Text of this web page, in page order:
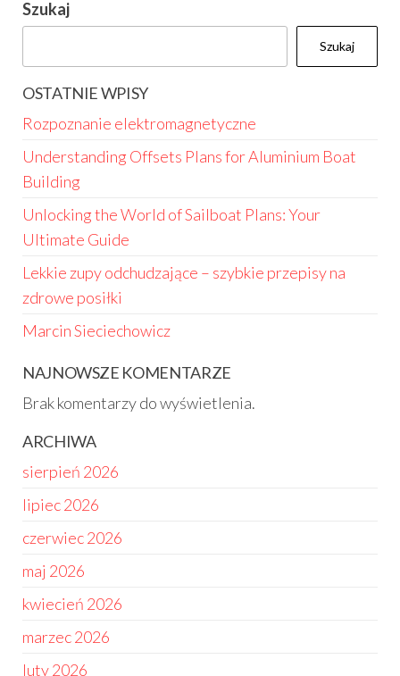
Szukaj
Szukaj
OSTATNIE WPISY
Rozpoznanie elektromagnetyczne
Understanding Offsets Plans for Aluminium Boat
Building
Unlocking the World of Sailboat Plans: Your
Ultimate Guide
Lekkie zupy odchudzające – szybkie przepisy na
zdrowe posiłki
Marcin Sieciechowicz
NAJNOWSZE KOMENTARZE
Brak komentarzy do wyświetlenia.
ARCHIWA
sierpień 2026
lipiec 2026
czerwiec 2026
maj 2026
kwiecień 2026
marzec 2026
luty 2026